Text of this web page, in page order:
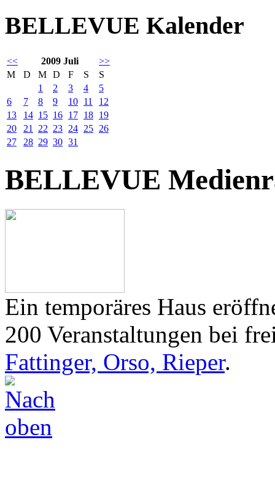
BELLEVUE Kalender
<< 2009 Juli
>>
M
D M D F S
S
1
2 3 4
5
6
7 8 9 10 11
12
13
14 15 16 17 18 19
20
21 22 23 24 25 26
27
28 29 30 31
BELLEVUE
Ein temporäres Haus
200 Veranstaltungen bei
Fattinger, Orso, Rieper.